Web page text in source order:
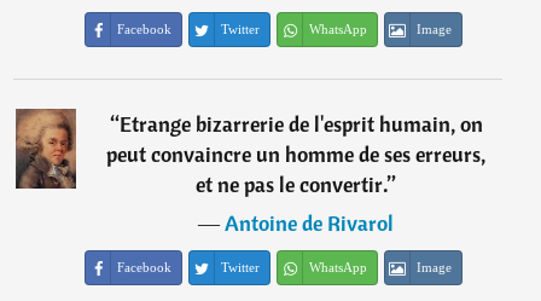
Facebook Twitter WhatsApp Image
“Etrange bizarrerie de l'esprit humain, on
peut convaincre un homme de ses erreurs,
et ne pas le convertir.”
―Antoine de Rivarol
Facebook Twitter WhatsApp Image